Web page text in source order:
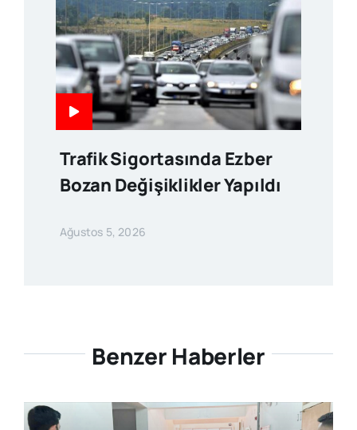
Trafik Sigortasında Ezber
Bozan Değişiklikler Yapıldı
Ağustos 5, 2026
Benzer Haberler